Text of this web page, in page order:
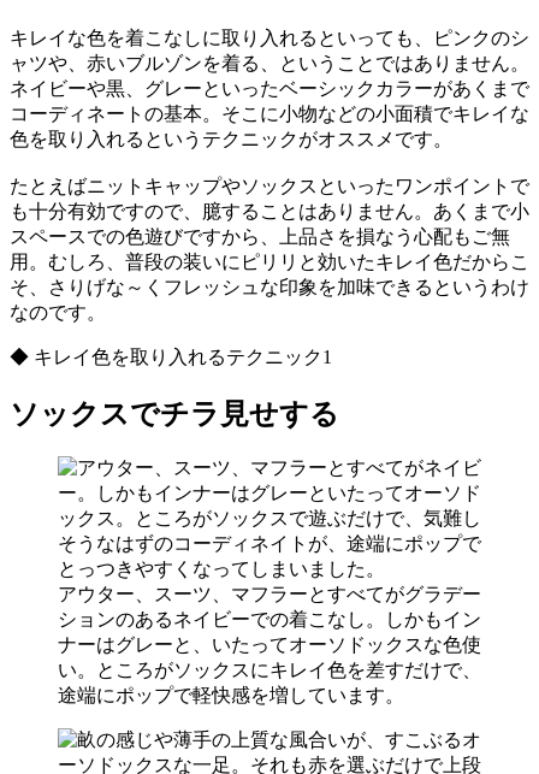
キレイな色を着こなしに取り入れるといっても、ピンクのシ
ャツや、赤いブルゾンを着る、ということではありません。
ネイビーや黒、グレーといったベーシックカラーがあくまで
コーディネートの基本。そこに小物などの小面積でキレイな
色を取り入れるというテクニックがオススメです。
たとえばニットキャップやソックスといったワンポイントで
も十分有効ですので、臆することはありません。あくまで小
スペースでの色遊びですから、上品さを損なう心配もご無
用。むしろ、普段の装いにピリリと効いたキレイ色だからこ
そ、さりげな～くフレッシュな印象を加味できるというわけ
なのです。
◆ キレイ色を取り入れるテクニック1
ソックスでチラ見せする
アウター、スーツ、マフラーとすべてがグラデー
ションのあるネイビーでの着こなし。しかもイン
ナーはグレーと、いたってオーソドックスな色使
い。ところがソックスにキレイ色を差すだけで、
途端にポップで軽快感を増しています。